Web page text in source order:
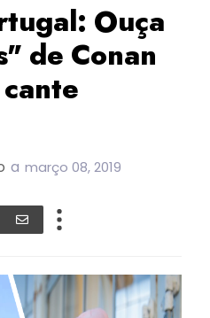
Ouça
de Conan
a março 08, 2019